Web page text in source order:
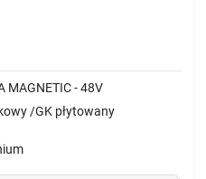
MAGNETIC - 48V
/GK płytowany